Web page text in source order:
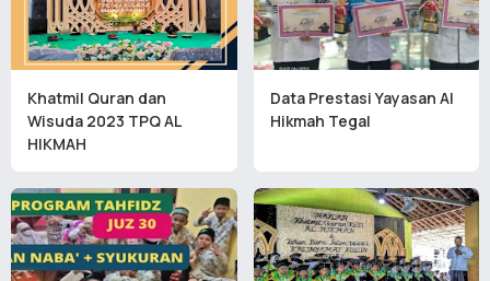
Khatmil Quran dan
Wisuda 2023 TPQ AL
HIKMAH
Data Prestasi Yayasan Al
Hikmah Tegal